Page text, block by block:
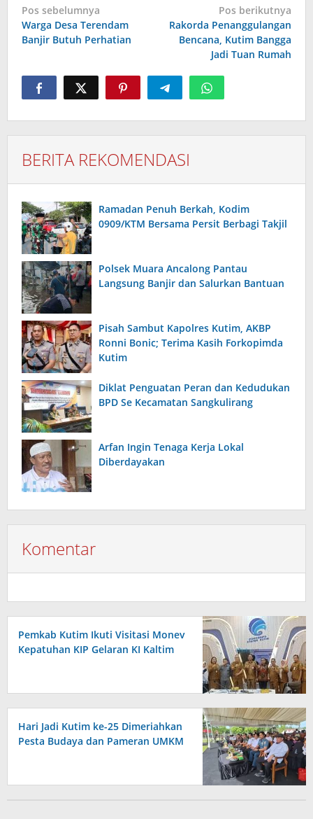
Navigasi
pos
Pos sebelumnya
Warga Desa Terendam
Banjir Butuh Perhatian
Pos berikutnya
Rakorda Penanggulangan
Bencana, Kutim Bangga
Jadi Tuan Rumah
BERITA REKOMENDASI
Ramadan Penuh Berkah, Kodim
0909/KTM Bersama Persit Berbagi Takjil
Polsek Muara Ancalong Pantau
Langsung Banjir dan Salurkan Bantuan
Pisah Sambut Kapolres Kutim, AKBP
Ronni Bonic; Terima Kasih Forkopimda
Kutim
Diklat Penguatan Peran dan Kedudukan
BPD Se Kecamatan Sangkulirang
Arfan Ingin Tenaga Kerja Lokal
Diberdayakan
Komentar
Pemkab Kutim Ikuti Visitasi Monev
Kepatuhan KIP Gelaran KI Kaltim
Hari Jadi Kutim ke-25 Dimeriahkan
Pesta Budaya dan Pameran UMKM